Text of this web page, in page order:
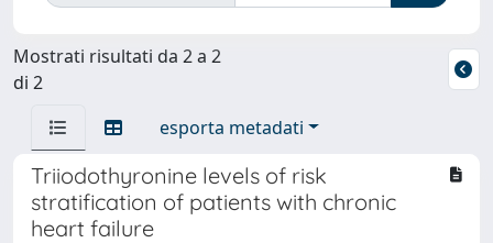
Mostrati risultati da 2 a 2
di 2
esporta metadati
Triiodothyronine levels of risk
stratification of patients with chronic
heart failure